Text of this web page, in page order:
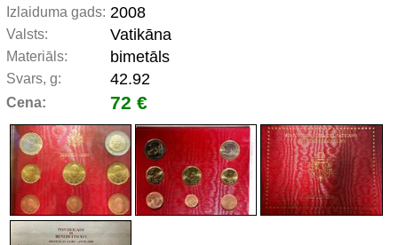
Izlaiduma gads: 2008
Valsts: Vatikāna
Materiāls: bimetāls
Svars, g: 42.92
Cena: 72 €